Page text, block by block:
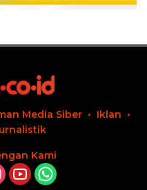
Media Siber
Iklan
Kami